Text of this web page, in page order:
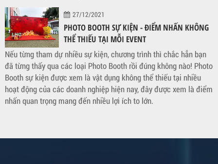
27/12/2021
PHOTO BOOTH SỰ KIỆN - ĐIỂM NHẤN KHÔNG
THỂ THIẾU TẠI MỖI EVENT
Nếu từng tham dự nhiều sự kiện, chương trình thì chắc hẳn bạn
đã từng thấy qua các loại Photo Booth rồi đúng không nào! Photo
Booth sự kiện được xem là vật dụng không thể thiếu tại nhiều
hoạt động của các doanh nghiệp hiện nay, đây được xem là điểm
nhấn quan trọng mang đến nhiều lợi ích to lớn.